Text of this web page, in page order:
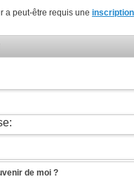
a peut-être requis une inscription
de moi ?